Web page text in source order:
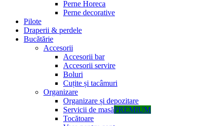
Perne Horeca
Perne decorative
Pilote
Draperii & perdele
Bucătărie
Accesorii
Accesorii bar
Accesorii servire
Boluri
Cuțite și tacâmuri
Organizare
Organizare și depozitare
Servicii de masăPREMIUM
Tocătoare